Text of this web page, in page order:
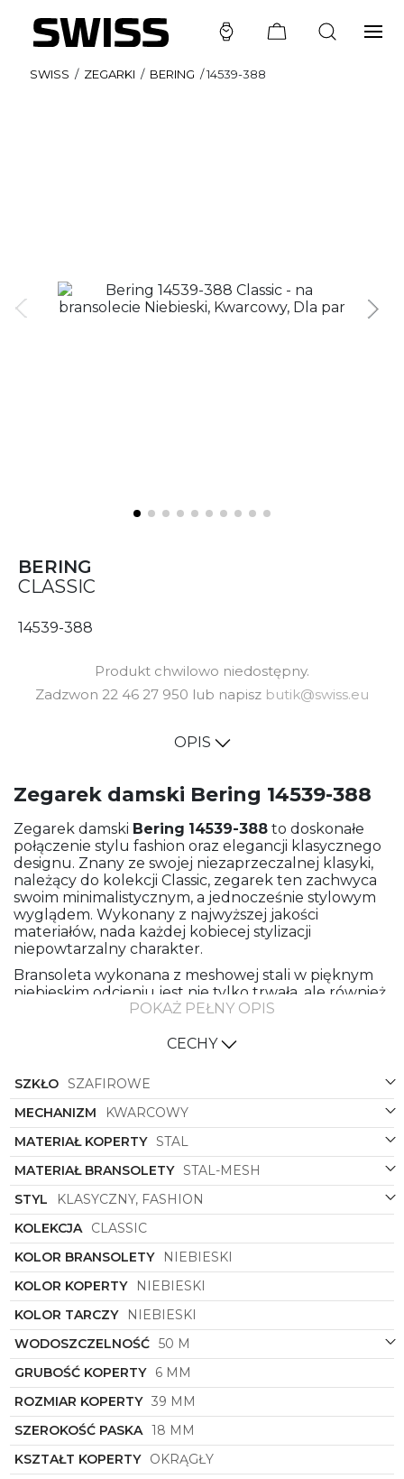
SWISS / ZEGARKI / BERING /14539-388
BERING
CLASSIC
14539-388
Produkt chwilowo niedostępny.
Zadzwon 22 46 27 950 lub napisz butik@swiss.eu
OPIS
Zegarek damski Bering 14539-388
Zegarek damski Bering 14539-388 to doskonałe
połączenie stylu fashion oraz elegancji klasycznego
designu. Znany ze swojej niezaprzeczalnej klasyki,
należący do kolekcji Classic, zegarek ten zachwyca
swoim minimalistycznym, a jednocześnie stylowym
wyglądem. Wykonany z najwyższej jakości
materiałów, nada każdej kobiecej stylizacji
niepowtarzalny charakter.
Bransoleta wykonana z meshowej stali w pięknym
niebieskim odcieniu jest nie tylko trwała, ale również
komfortowa w noszeniu, doskonale dopasowując się
ze stali, zachowuje swoją elegancję na dłużej,
koperta idealnie komponuje się z resztą designu,
podkreślając delikatność i precyzję wykonania.
Niebieska tarcza z subtelnym, minimalistycznym
cyferblatem i wyjątkowymi indeksami dodaje
zegarkowi niepowtarzalnego uroku, jednocześnie
zapewniając doskonałą czytelność w każdej sytuacji.
To idealny wybór dla kobiet ceniących sobie
zarówno estetykę, jak i funkcjonalność.
Zegarek damskiBering
dodatek, który podkreśli wyjątkowy styl każdej
kobiety. Doskonały wybór na co dzień oraz na
specjalne okazje, gwarantujący nie tylko precyzję
czasu, ale także niezaprzeczalny szyk. Dzięki
połączeniu klasyki z nowoczesnością, ten zegarek
stanie się niezastąpionym elementem każdej
garderoby, podkreślając unikalny charakter jego
właścicielki.
POKAŻ PEŁNY OPIS
CECHY
SZKŁO SZAFIROWE
MECHANIZM
KWARCOWY
MATERIAŁ KOPERTY STAL
MATERIAŁ BRANSOLETY STAL-MESH
STYL
KLASYCZNY, FASHION
KOLEKCJA CLASSIC
KOLOR BRANSOLETY
NIEBIESKI
KOLOR KOPERTY
NIEBIESKI
KOLOR TARCZY
NIEBIESKI
WODOSZCZELNOŚĆ 50 M
GRUBOŚĆ KOPERTY 6 MM
ROZMIAR KOPERTY 39 MM
SZEROKOŚĆ PASKA 18 MM
KSZTAŁT KOPERTY OKRĄGŁY